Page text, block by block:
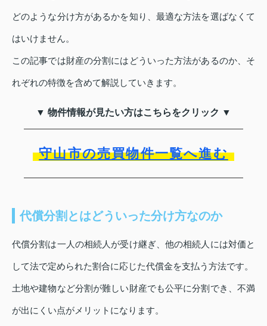
どのような分け方があるかを知り、最適な方法を選ばなくて
はいけません。
この記事では財産の分割にはどういった方法があるのか、そ
れぞれの特徴を含めて解説していきます。
▼ 物件情報が見たい方はこちらをクリック ▼
守山市の売買物件一覧へ進む
代償分割とはどういった分け方なのか
代償分割は一人の相続人が受け継ぎ、他の相続人には対価と
して法で定められた割合に応じた代償金を支払う方法です。
土地や建物など分割が難しい財産でも公平に分割でき、不満
が出にくい点がメリットになります。